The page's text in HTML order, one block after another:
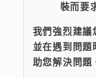
裝而要
我們強烈建議
並在遇到問題
助您解決問題